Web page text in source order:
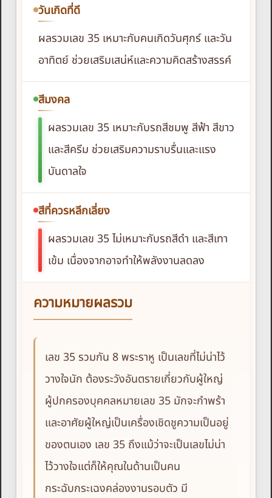
วันเกิดที่ดี
ผลรวมเลข 35 เหมาะกับคนเกิดวันศุกร์ และวัน
อาทิตย์ ช่วยเสริมเสน่ห์และความคิดสร้างสรรค์
สีมงคล
ผลรวมเลข 35 เหมาะกับรถสีชมพู สีฟ้า สีขาว
และสีครีม ช่วยเสริมความราบรื่นและแรง
บันดาลใจ
สีที่ควรหลีกเลี่ยง
ผลรวมเลข 35 ไม่เหมาะกับรถสีดำ และสีเทา
เข้ม เนื่องจากอาจทำให้พลังงานลดลง
ความหมายผลรวม
เลข 35 รวมกัน 8 พระราหู เป็นเลขที่ไม่น่าไว้
วางใจนัก ต้องระวังอันตรายเกี่ยวกับผู้ใหญ่
ผู้ปกครองบุคคลหมายเลข 35 มักจะกำพร้า
และอาศัยผู้ใหญ่เป็นเครื่องเชิดชูความเป็นอยู่
ของตนเอง เลข 35 ถึงแม้ว่าจะเป็นเลขไม่น่า
ไว้วางใจแต่ก็ให้คุณในด้านเป็นคน
กระฉับกระเฉงคล่องงานรอบตัว มี